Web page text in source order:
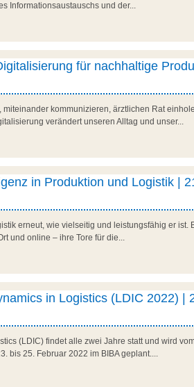
Informationsaustauschs und der...
für nachhaltige
kommunizieren, ärztlichen Rat
verändert unseren Alltag und unser...
in Produktion und Logistik |
erneut, wie vielseitig und leistungsfähig er ist.
und online – ihre Tore für die...
in Logistics (LDIC 2022) |
(LDIC) findet alle zwei Jahre statt und wird
bis 25. Februar 2022 im BIBA geplant....